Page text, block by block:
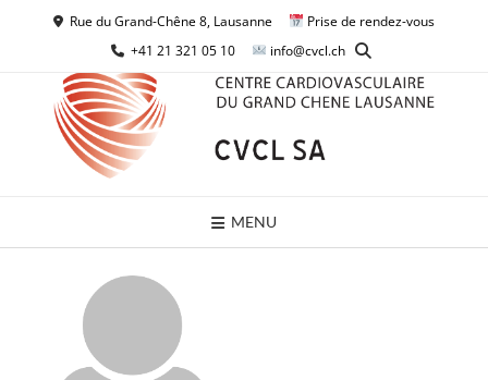
Rue du Grand-Chêne 8, Lausanne
Prise de rendez-vous
+41 21 321 05 10
info@cvcl.ch
MENU